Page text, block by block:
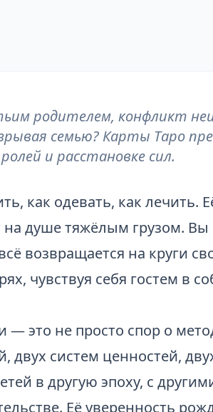
родителем, конфликт
семью? Карты Таро
и расстановке сил.
как одевать, как лечить.
на душе тяжёлым грузом.
возвращается на круги
чувствуя себя гостем в
это не просто спор о
двух систем ценностей,
в другую эпоху, с
Её уверенность